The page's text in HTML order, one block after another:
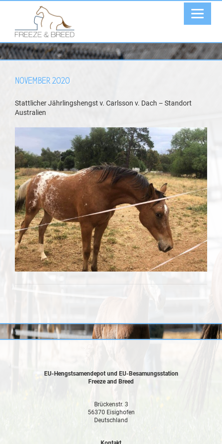
NOVEMBER 2020
Stattlicher Jährlingshengst v. Carlsson v. Dach – Standort
Australien
EU-Hengstsamendepot und EU-Besamungsstation
Freeze and Breed
Brückenstr. 3
56370 Eisighofen
Deutschland